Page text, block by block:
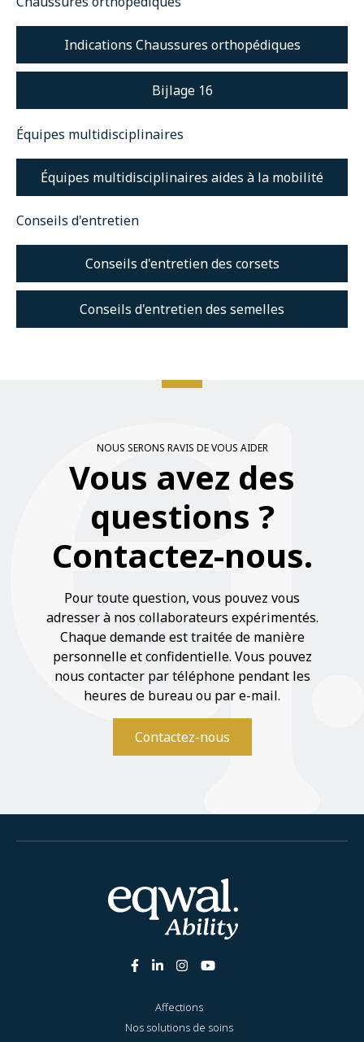
Indications Chaussures orthopédiques
Bijlage 16
Équipes multidisciplinaires
Équipes multidisciplinaires aides à la mobilité
Conseils d'entretien
Conseils d'entretien des corsets
Conseils d'entretien des semelles
NOUS SERONS RAVIS DE VOUS AIDER
Vous avez des
questions ?
Contactez-nous.
Pour toute question, vous pouvez vous
adresser à nos collaborateurs expérimentés.
Chaque demande est traitée de manière
personnelle et confidentielle. Vous pouvez
nous contacter par téléphone pendant les
heures de bureau ou par e-mail.
Contactez-nous
Affections
Nos solutions de soins